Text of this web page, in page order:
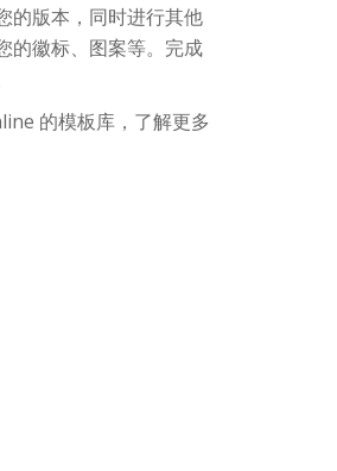
的版本，同时进行其他
的徽标、图案等。完成
的模板库，了解更多